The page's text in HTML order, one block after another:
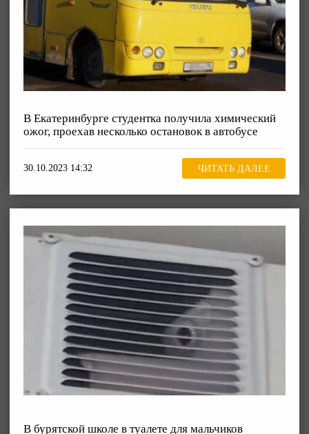
В Екатеринбурге студентка получила химический
ожог, проехав несколько остановок в автобусе
30.10.2023 14:32 ЧИТАТЬ ДАЛЕЕ
В бурятской школе в туалете для мальчиков